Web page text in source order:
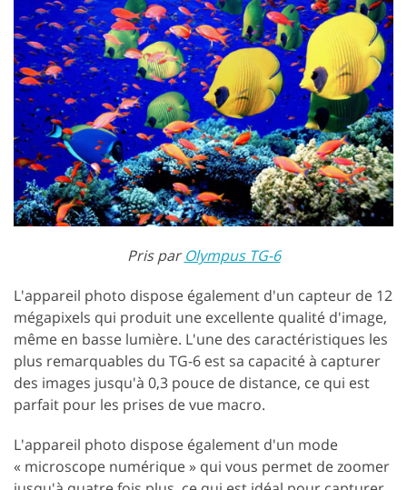
Pris parOlympus TG-6
L'appareil photo dispose également d'un capteur de 12
mégapixels qui produit une excellente qualité d'image,
même en basse lumière. L'une des caractéristiques les
plus remarquables du TG-6 est sa capacité à capturer
des images jusqu'à 0,3 pouce de distance, ce qui est
parfait pour les prises de vue macro.
L'appareil photo dispose également d'un mode
« microscope numérique » qui vous permet de zoomer